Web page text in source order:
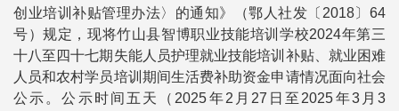
创业培训补贴管理办法〉的通知》（鄂人社发〔2018〕64
号）规定，现将竹山县智博职业技能培训学校2024年第三
十八至四十七期失能人员护理就业技能培训补贴、就业困难
人员和农村学员培训期间生活费补助资金申请情况面向社会
公示。公示时间五天（2025年2月27日至2025年3月3